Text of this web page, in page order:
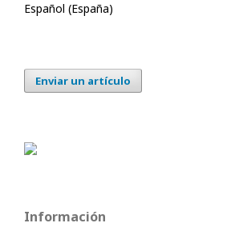
Español (España)
Enviar un artículo
Información